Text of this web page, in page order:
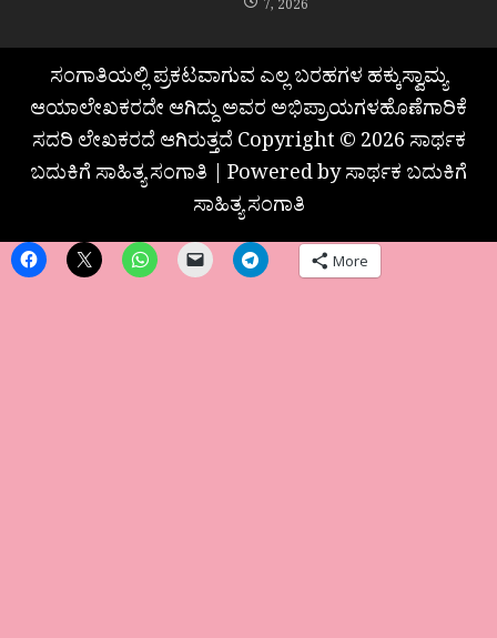
7, 2026
ಸಂಗಾತಿಯಲ್ಲಿ ಪ್ರಕಟವಾಗುವ ಎಲ್ಲ ಬರಹಗಳ ಹಕ್ಕುಸ್ವಾಮ್ಯ
ಆಯಾಲೇಖಕರದೇ ಆಗಿದ್ದು ಅವರ ಅಭಿಪ್ರಾಯಗಳಹೊಣೆಗಾರಿಕೆ
ಸದರಿ ಲೇಖಕರದೆ ಆಗಿರುತ್ತದೆ Copyright © 2026 ಸಾರ್ಥಕ
ಬದುಕಿಗೆ ಸಾಹಿತ್ಯ ಸಂಗಾತಿ | Powered by ಸಾರ್ಥಕ ಬದುಕಿಗೆ
ಸಾಹಿತ್ಯ ಸಂಗಾತಿ
More